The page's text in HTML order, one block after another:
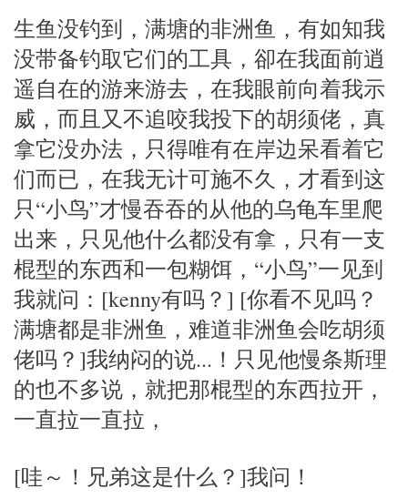
生鱼没钓到，满塘的非洲鱼，有如知我
没带备钓取它们的工具，卻在我面前逍
遥自在的游来游去，在我眼前向着我示
威，而且又不追咬我投下的胡须佬，真
拿它没办法，只得唯有在岸边呆看着它
们而已，在我无计可施不久，才看到这
只“小鸟”才慢吞吞的从他的乌龟车里爬
出来，只见他什么都没有拿，只有一支
棍型的东西和一包糊饵，“小鸟”一见到
我就问：[kenny有吗？] [你看不见吗？
满塘都是非洲鱼，难道非洲鱼会吃胡须
佬吗？]我纳闷的说...！只见他慢条斯理
的也不多说，就把那棍型的东西拉开，
一直拉一直拉，
[哇～！兄弟这是什么？]我问！